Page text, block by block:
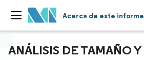
Acerca de este informe
ANÁLISIS DE TAMAÑO Y